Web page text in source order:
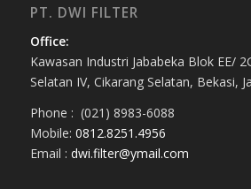
PT. DWI FILTER
Office:
Kawasan Industri Jababeka Blok EE/
Selatan IV, Cikarang Selatan, Bekasi,
Phone : (021) 8983-6088
Mobile: 0812.8251.4956
Email : dwi.filter@ymail.com